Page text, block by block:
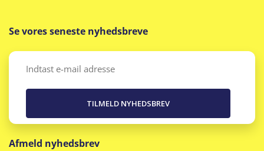
Se vores seneste nyhedsbreve
Email
Afmeld nyhedsbrev